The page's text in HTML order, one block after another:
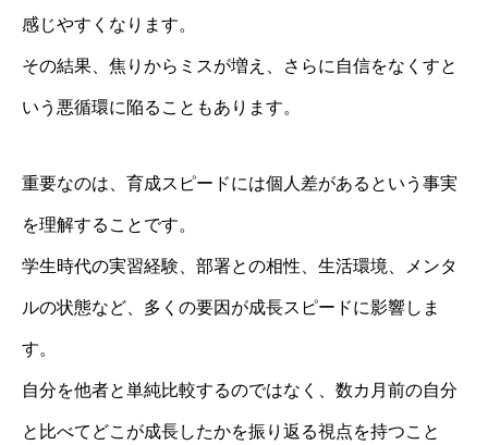
感じやすくなります。
その結果、焦りからミスが増え、さらに自信をなくすと
いう悪循環に陥ることもあります。
重要なのは、育成スピードには個人差があるという事実
を理解することです。
学生時代の実習経験、部署との相性、生活環境、メンタ
ルの状態など、多くの要因が成長スピードに影響しま
す。
自分を他者と単純比較するのではなく、数カ月前の自分
と比べてどこが成長したかを振り返る視点を持つこと